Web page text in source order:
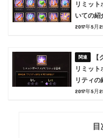
リミッ
いての紹
2017年5月
リミッ
リティの
2017年5月
目